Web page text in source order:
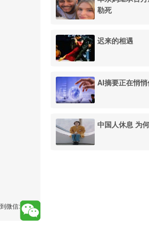
勒死
迟来的相遇
AI摘要正在悄
中国人休息 为
微信: